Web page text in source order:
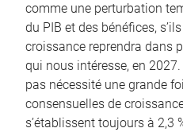
comme une perturbation
du PIB et des bénéfices,
croissance reprendra dans
qui nous intéresse, en 2027.
pas nécessité une grande
consensuelles de
s’établissent toujours à 2,3